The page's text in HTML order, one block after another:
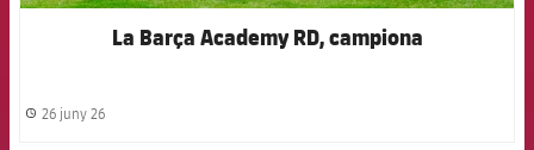
La Barça Academy RD, campiona
label.share.clock
26 juny 26